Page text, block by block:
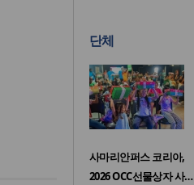
단체
사마리안퍼스 코리아,
2026 OCC선물상자 사…